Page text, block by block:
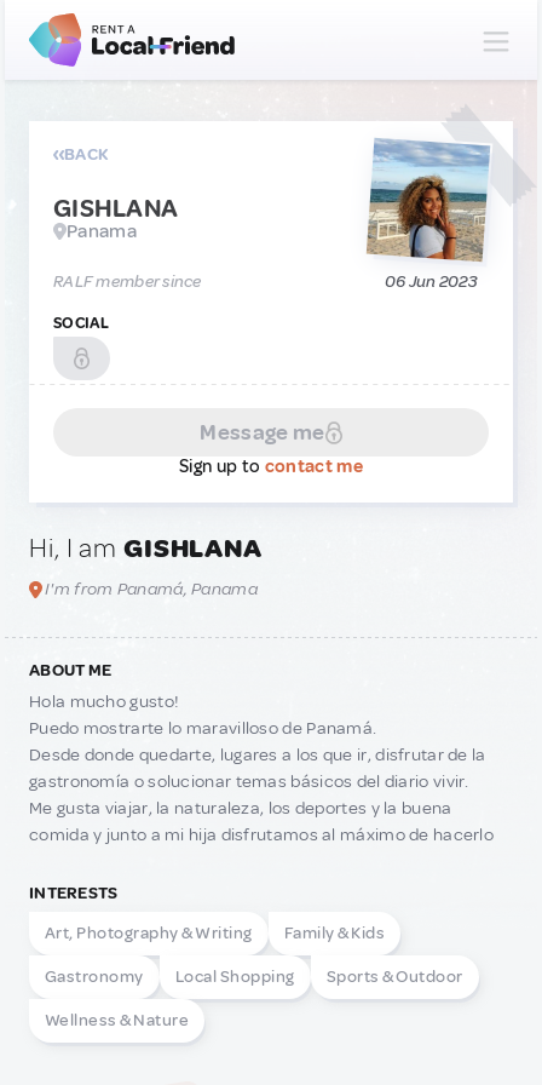
BACK
GISHLANA
Panama
RALF member since 06 Jun 2023
SOCIAL
Message me
Sign up to contact me
Hi, I am GISHLANA
I'm from Panamá, Panama
ABOUT ME
Hola mucho gusto!
Puedo mostrarte lo maravilloso de Panamá.
Desde donde quedarte, lugares a los que ir, disfrutar de la
gastronomía o solucionar temas básicos del diario vivir.
Me gusta viajar, la naturaleza, los deportes y la buena
comida y junto a mi hija disfrutamos al máximo de hacerlo
INTERESTS
Art, Photography & Writing
Family & Kids
Gastronomy Local Shopping Sports & Outdoor
Wellness & Nature